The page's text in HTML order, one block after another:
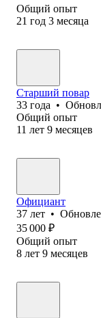
Общий опыт
21 год 3 месяца
Старший повар
33 года •
Общий опыт
11 лет 9 месяцев
Официант
37 лет •
35 000 ₽
Общий опыт
8 лет 9 месяцев